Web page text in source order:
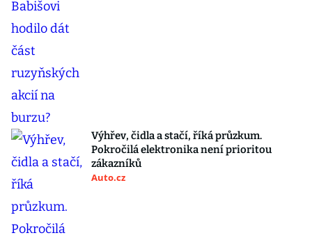
Výhřev, čidla a stačí, říká průzkum.
Pokročilá elektronika není prioritou
zákazníků
Auto.cz